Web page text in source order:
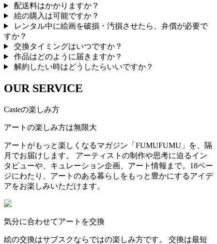
配送料はかかりますか？
絵の購入は可能ですか？
レンタル中に絵画を破損・汚損させたら、弁償が必要で
すか？
交換タイミングはいつですか？
作品はどのように届きますか？
解約したい時はどうしたらいいですか？
OUR SERVICE
Casieの楽しみ方
アートの楽しみ方は無限大
アートがもっと楽しくなるマガジン「FUMUFUMU」を、隔
月でお届けします。 アーティストの制作や思考に迫るイン
タビューや、キュレーション企画、アート情報まで。18ペー
ジにわたり、アートのある暮らしをもっと豊かにするアイデ
アをお楽しみいただけます。
気分に合わせてアートを交換
絵の交換はサブスクならではの楽しみ方です。 交換は最短